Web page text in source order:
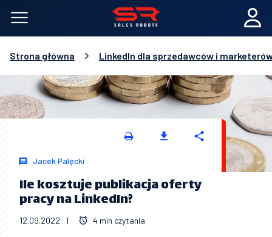
Strona główna LinkedIn dla sprzedawców i
Jacek Palęcki
Ile kosztuje publikacja oferty
pracy na LinkedIn?
12.09.2022 | 4 min czytania